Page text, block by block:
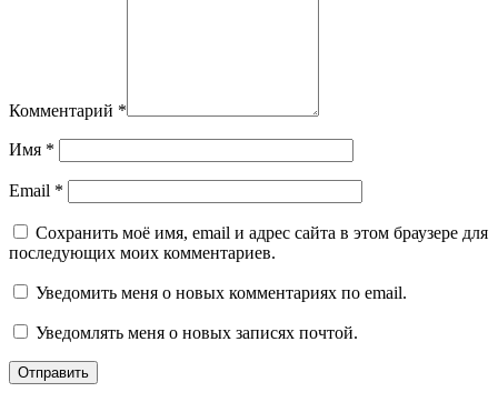
Комментарий *
Имя *
Email *
Сохранить моё имя, email и адрес сайта в этом браузере для
последующих моих комментариев.
Уведомить меня о новых комментариях по email.
Уведомлять меня о новых записях почтой.